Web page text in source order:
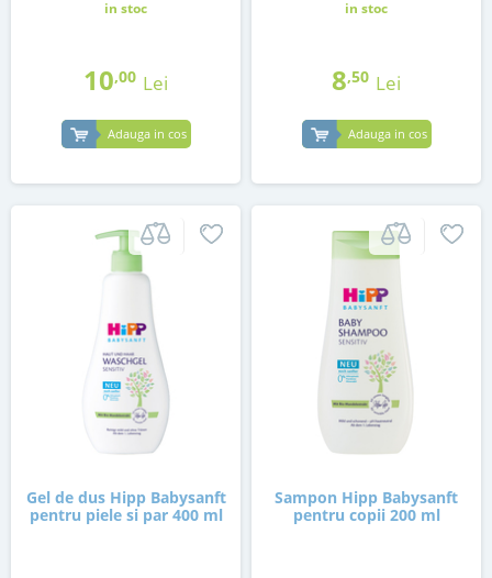
in stoc
10,00 Lei
Adauga in cos
in stoc
8,50 Lei
Adauga in cos
Gel de dus Hipp Babysanft
pentru piele si par 400 ml
Sampon Hipp Babysanft
pentru copii 200 ml